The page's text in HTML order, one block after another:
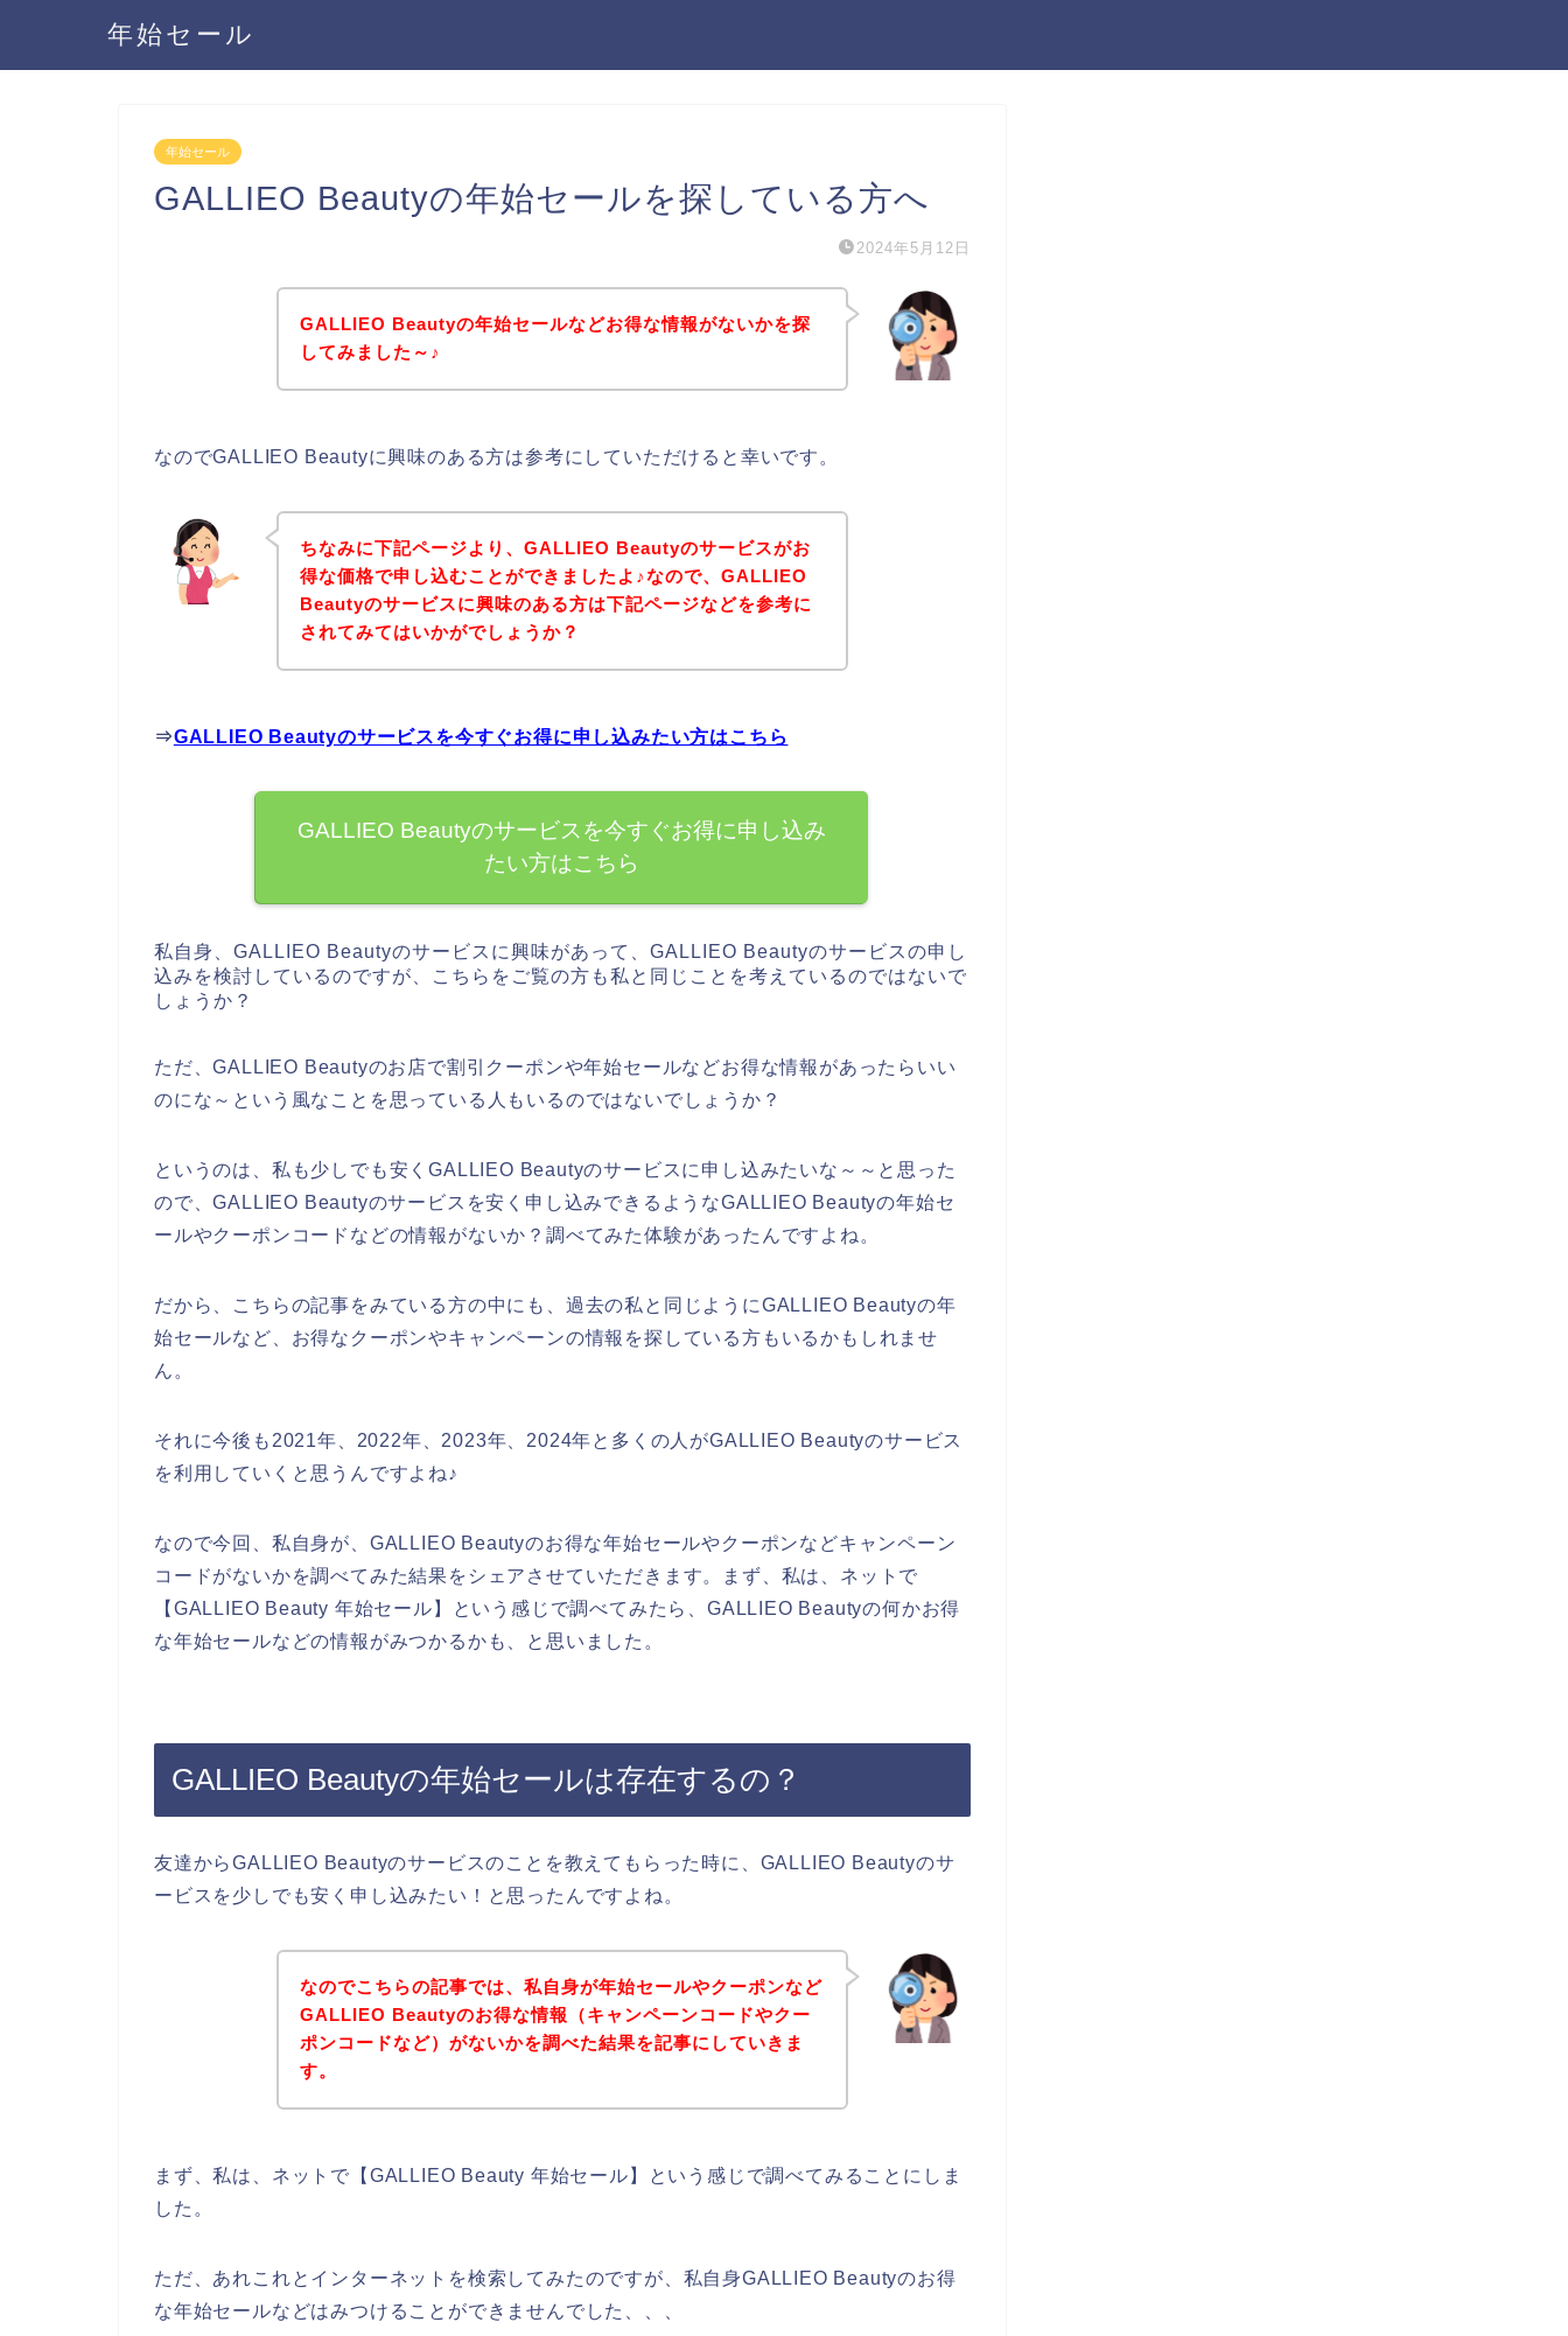
年始セール
年始セール
GALLIEO Beautyの年始セールを探している方へ
2024年5月12日
GALLIEO Beautyの年始セールなどお得な情報がないかを探
してみました～♪
なのでGALLIEO Beautyに興味のある方は参考にしていただけると幸いです。
ちなみに下記ページより、GALLIEO Beautyのサービスがお
得な価格で申し込むことができましたよ♪なので、GALLIEO
Beautyのサービスに興味のある方は下記ページなどを参考に
されてみてはいかがでしょうか？
⇒GALLIEO Beautyのサービスを今すぐお得に申し込みたい方はこちら
GALLIEO Beautyのサービスを今すぐお得に申し込み
たい方はこちら
私自身、GALLIEO Beautyのサービスに興味があって、GALLIEO Beautyのサービスの申し
込みを検討しているのですが、こちらをご覧の方も私と同じことを考えているのではないで
しょうか？
ただ、GALLIEO Beautyのお店で割引クーポンや年始セールなどお得な情報があったらいい
のにな～という風なことを思っている人もいるのではないでしょうか？
というのは、私も少しでも安くGALLIEO Beautyのサービスに申し込みたいな～～と思った
ので、GALLIEO Beautyのサービスを安く申し込みできるようなGALLIEO Beautyの年始セ
ールやクーポンコードなどの情報がないか？調べてみた体験があったんですよね。
だから、こちらの記事をみている方の中にも、過去の私と同じようにGALLIEO Beautyの年
始セールなど、お得なクーポンやキャンペーンの情報を探している方もいるかもしれませ
ん。
それに今後も2021年、2022年、2023年、2024年と多くの人がGALLIEO Beautyのサービス
を利用していくと思うんですよね♪
なので今回、私自身が、GALLIEO Beautyのお得な年始セールやクーポンなどキャンペーン
コードがないかを調べてみた結果をシェアさせていただきます。まず、私は、ネットで
【GALLIEO Beauty 年始セール】という感じで調べてみたら、GALLIEO Beautyの何かお得
な年始セールなどの情報がみつかるかも、と思いました。
GALLIEO Beautyの年始セールは存在するの？
友達からGALLIEO Beautyのサービスのことを教えてもらった時に、GALLIEO Beautyのサ
ービスを少しでも安く申し込みたい！と思ったんですよね。
なのでこちらの記事では、私自身が年始セールやクーポンなど
GALLIEO Beautyのお得な情報（キャンペーンコードやクー
ポンコードなど）がないかを調べた結果を記事にしていきま
す。
まず、私は、ネットで【GALLIEO Beauty 年始セール】という感じで調べてみることにしま
した。
ただ、あれこれとインターネットを検索してみたのですが、私自身GALLIEO Beautyのお得
な年始セールなどはみつけることができませんでした、、、